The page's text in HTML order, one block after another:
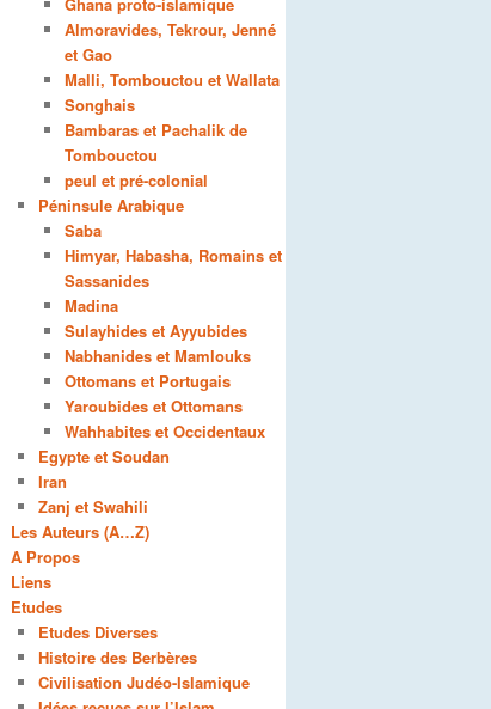
Almoravides, Tekrour, Jenné
et Gao
Malli, Tombouctou et Wallata
Songhais
Bambaras et Pachalik de
Tombouctou
peul et pré-colonial
Péninsule Arabique
Saba
Himyar, Habasha, Romains et
Sassanides
Madina
Sulayhides et Ayyubides
Nabhanides et Mamlouks
Ottomans et Portugais
Yaroubides et Ottomans
Wahhabites et Occidentaux
Egypte et Soudan
Iran
Zanj et Swahili
Les Auteurs (A…Z)
A Propos
Liens
Etudes
Etudes Diverses
Histoire des Berbères
Civilisation Judéo-Islamique